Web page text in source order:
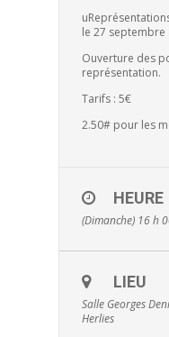
le 27 septembre
Ouverture des
représentation.
Tarifs : 5€
2.50# pour les
HEURE
(Dimanche) 16 h
LIEU
Salle Georges
Herlies